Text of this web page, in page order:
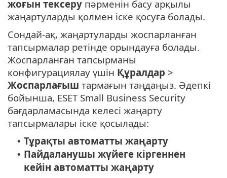
жоғын тексеру пәрменін басу арқылы
жаңартуларды қолмен іске қосуға болады.
Сондай-ақ, жаңартуларды жоспарланған
тапсырмалар ретінде орындауға болады.
Жоспарланған тапсырманы
конфигурациялау үшін Құралдар >
Жоспарлағыш тармағын таңдаңыз. Әдепкі
бойынша, ESET Small Business Security
бағдарламасында келесі жаңарту
тапсырмалары іске қосылады:
• Тұрақты автоматты жаңарту
• Пайдаланушы жүйеге кіргеннен
кейін автоматты жаңарту